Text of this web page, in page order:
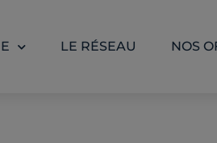
LE RÉSEAU NOS